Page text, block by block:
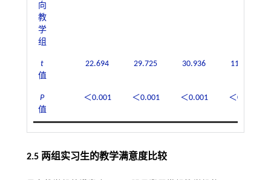
向
教
学
组
t
值
22.694 29.725 30.936 11.854
P
值
＜0.001 ＜0.001 ＜0.001 ＜0.001
2.5 两组实习生的教学满意度比较